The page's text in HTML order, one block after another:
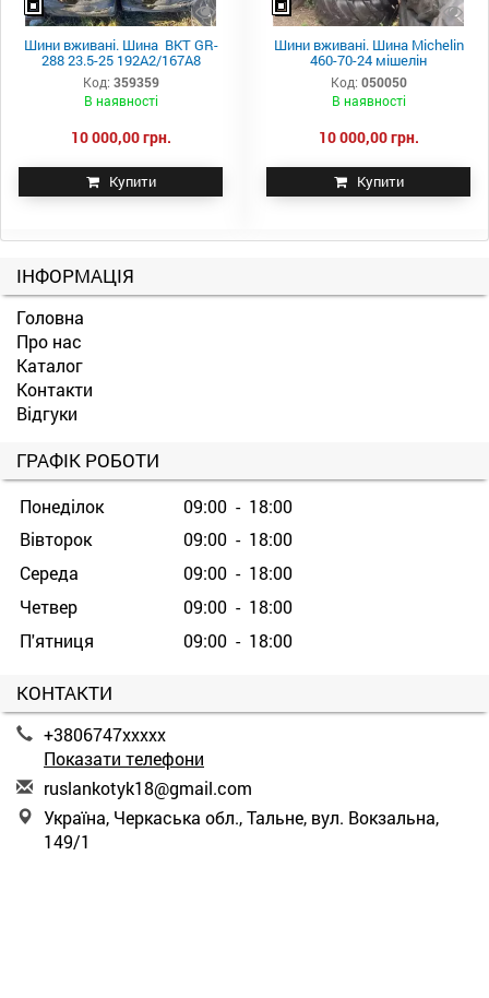
Шини вживані. Шина BKT GR-
288 23.5-25 192A2/167A8
Код: 359359
В наявності
10 000,00 грн.
Купити
Шини вживані. Шина Michelin
460-70-24 мішелін
Код: 050050
В наявності
10 000,00 грн.
Купити
ІНФОРМАЦІЯ
Головна
Про нас
Каталог
Контакти
Відгуки
ГРАФІК РОБОТИ
Понеділок
09:00 - 18:00
Вівторок
09:00 - 18:00
Середа
09:00 - 18:00
Четвер
09:00 - 18:00
П'ятниця
09:00 - 18:00
КОНТАКТИ
+3806747xxxxx
Показати телефони
ruslankotyk18@gmail.com
Україна, Черкаська обл., Тальне, вул. Вокзальна,
149/1